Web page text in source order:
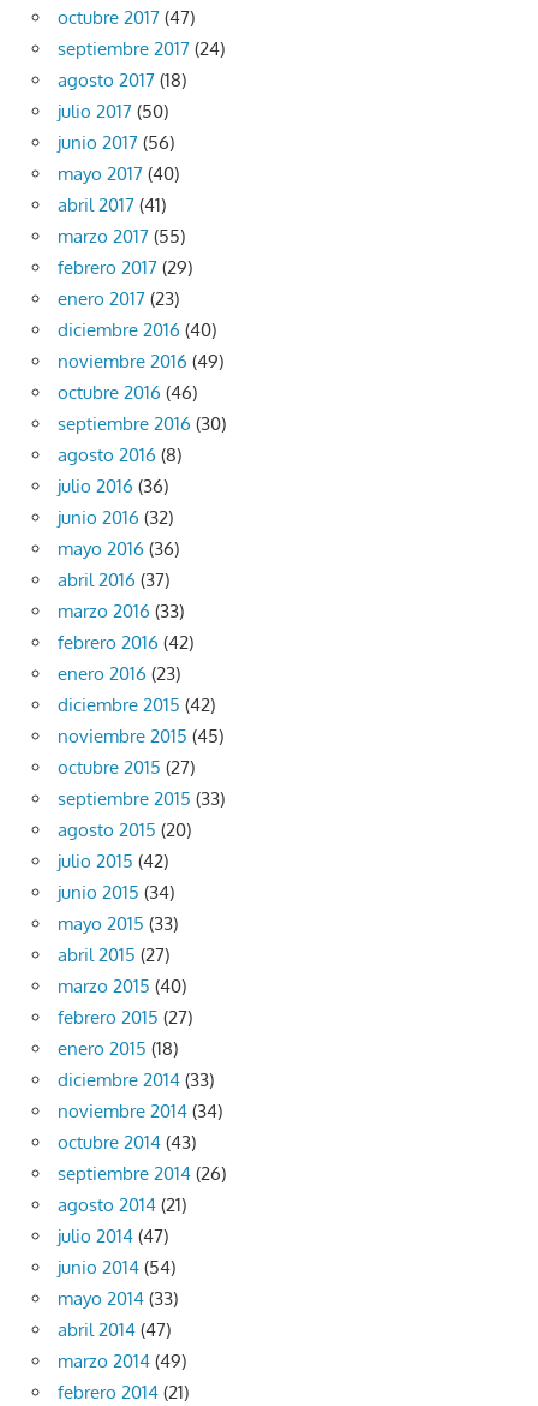
octubre 2017 (47)
septiembre 2017 (24)
agosto 2017 (18)
julio 2017 (50)
junio 2017 (56)
mayo 2017 (40)
abril 2017 (41)
marzo 2017 (55)
febrero 2017 (29)
enero 2017 (23)
diciembre 2016 (40)
noviembre 2016 (49)
octubre 2016 (46)
septiembre 2016 (30)
agosto 2016 (8)
julio 2016 (36)
junio 2016 (32)
mayo 2016 (36)
abril 2016 (37)
marzo 2016 (33)
febrero 2016 (42)
enero 2016 (23)
diciembre 2015 (42)
noviembre 2015 (45)
octubre 2015 (27)
septiembre 2015 (33)
agosto 2015 (20)
julio 2015 (42)
junio 2015 (34)
mayo 2015 (33)
abril 2015 (27)
marzo 2015 (40)
febrero 2015 (27)
enero 2015 (18)
diciembre 2014 (33)
noviembre 2014 (34)
octubre 2014 (43)
septiembre 2014 (26)
agosto 2014 (21)
julio 2014 (47)
junio 2014 (54)
mayo 2014 (33)
abril 2014 (47)
marzo 2014 (49)
febrero 2014 (21)